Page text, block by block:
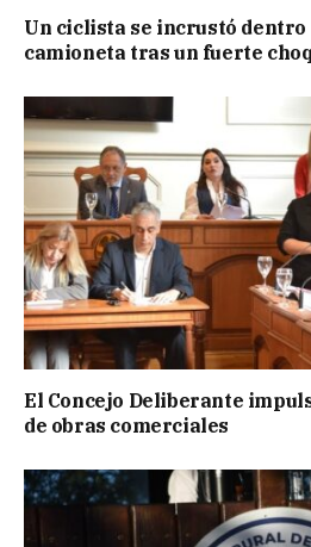
Un ciclista se incrustó dentro
camioneta tras un fuerte
El Concejo Deliberante
de obras comerciales